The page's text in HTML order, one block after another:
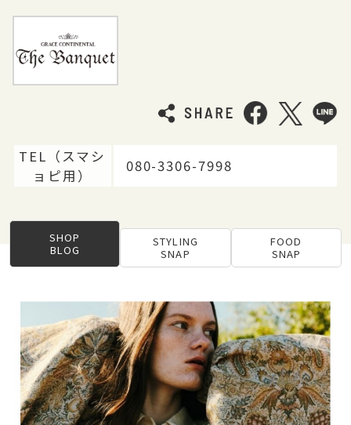
TEL（スマシ
ョピ用）
080-3306-7998
SHOP
BLOG
STYLING
SNAP
FOOD
SNAP